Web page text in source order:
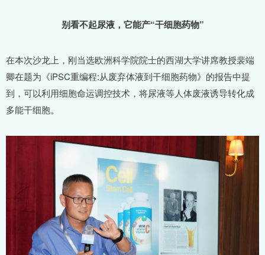
别看不起尿液，它能产“干细胞药物”
在本次沙龙上，刚当选欧洲科学院院士的西湖大学讲席教授裴端
卿在题为《iPSC重编程:从废弃体液到干细胞药物》的报告中提
到，可以利用细胞命运调控技术，将尿液等人体废液诱导转化成
多能干细胞。